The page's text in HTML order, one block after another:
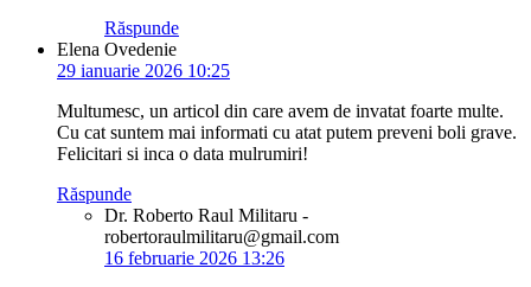
Răspunde
Elena Ovedenie
29 ianuarie 2026 10:25
Multumesc, un articol din care avem de invatat foarte multe.
Cu cat suntem mai informati cu atat putem preveni boli grave.
Felicitari si inca o data mulrumiri!
Răspunde
Dr. Roberto Raul Militaru -
robertoraulmilitaru@gmail.com
16 februarie 2026 13:26